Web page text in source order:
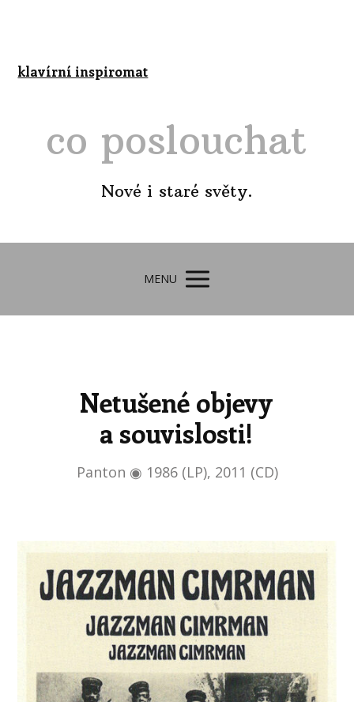
klavírní inspiromat
co poslouchat
Nové i staré světy.
MENU
Netušené objevy
a souvislosti!
Panton ◉ 1986 (LP), 2011 (CD)